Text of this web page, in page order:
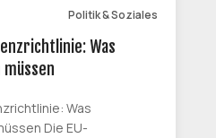
Politik & Soziales
Was
Was
Die EU-